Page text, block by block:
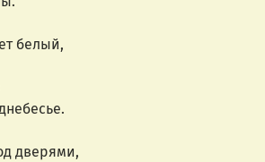
белый,
дверями,